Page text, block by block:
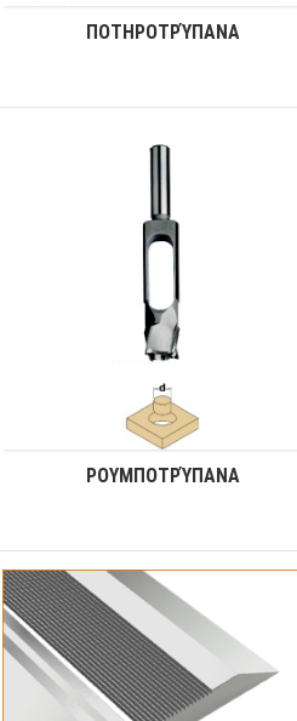
ΠΟΤΗΡΟΤΡΎΠΑΝΑ
ΡΟΥΜΠΟΤΡΎΠΑΝΑ